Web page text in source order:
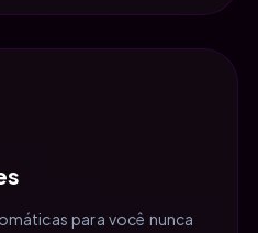
para você nunca